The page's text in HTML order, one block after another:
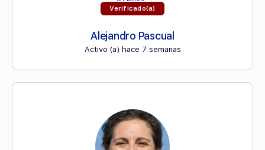
Verificado(a)
Alejandro Pascual
Activo (a) hace 7 semanas